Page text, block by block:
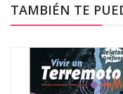
TAMBIÉN TE